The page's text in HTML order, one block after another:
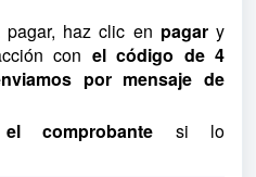
pagar, haz clic en pagary
con el código de 4
por mensaje de
comprobante si lo